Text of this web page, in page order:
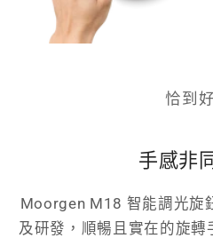
恰到
手感非
Moorgen M18 智能調光旋
及研發，順暢且實在的旋